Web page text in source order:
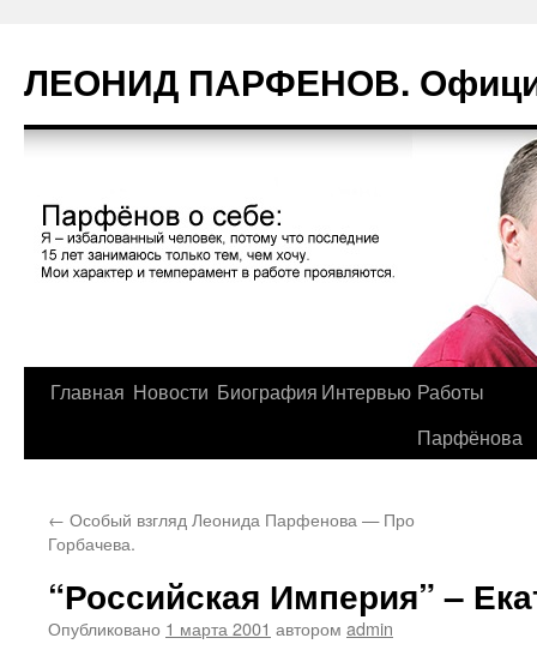
содержимому
ЛЕОНИД ПАРФЕНОВ.
Главная Новости Биография Интервью Работы
Парфёнова
← Особый взгляд Леонида Парфенова — Про
Горбачева.
“Российская Империя” –
Опубликовано 1 марта 2001 автором admin